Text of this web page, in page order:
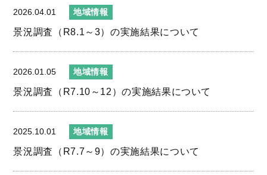
2026.04.01 地域情報
景況調査（R8.1～3）の実施結果について
2026.01.05 地域情報
景況調査（R7.10～12）の実施結果について
2025.10.01 地域情報
景況調査（R7.7～9）の実施結果について